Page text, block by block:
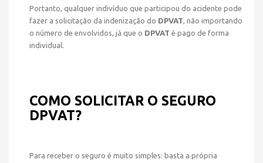
Portanto, qualquer indivíduo que participou do acidente pode
fazer a solicitação da indenização do DPVAT, não importando
o número de envolvidos, já que o DPVAT é pago de forma
individual.
COMO SOLICITAR O SEGURO
DPVAT?
Para receber o seguro é muito simples: basta a própria